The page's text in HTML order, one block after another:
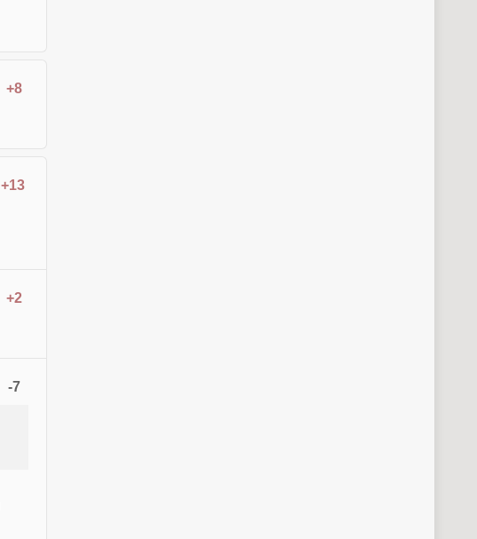
+8
+13
+2
-7